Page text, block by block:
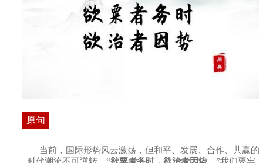
原句
当前，国际形势风云激荡，但和平、发展、合作、共赢的